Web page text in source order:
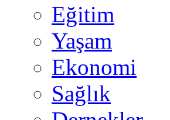
Eğitim
Yaşam
Ekonomi
Sağlık